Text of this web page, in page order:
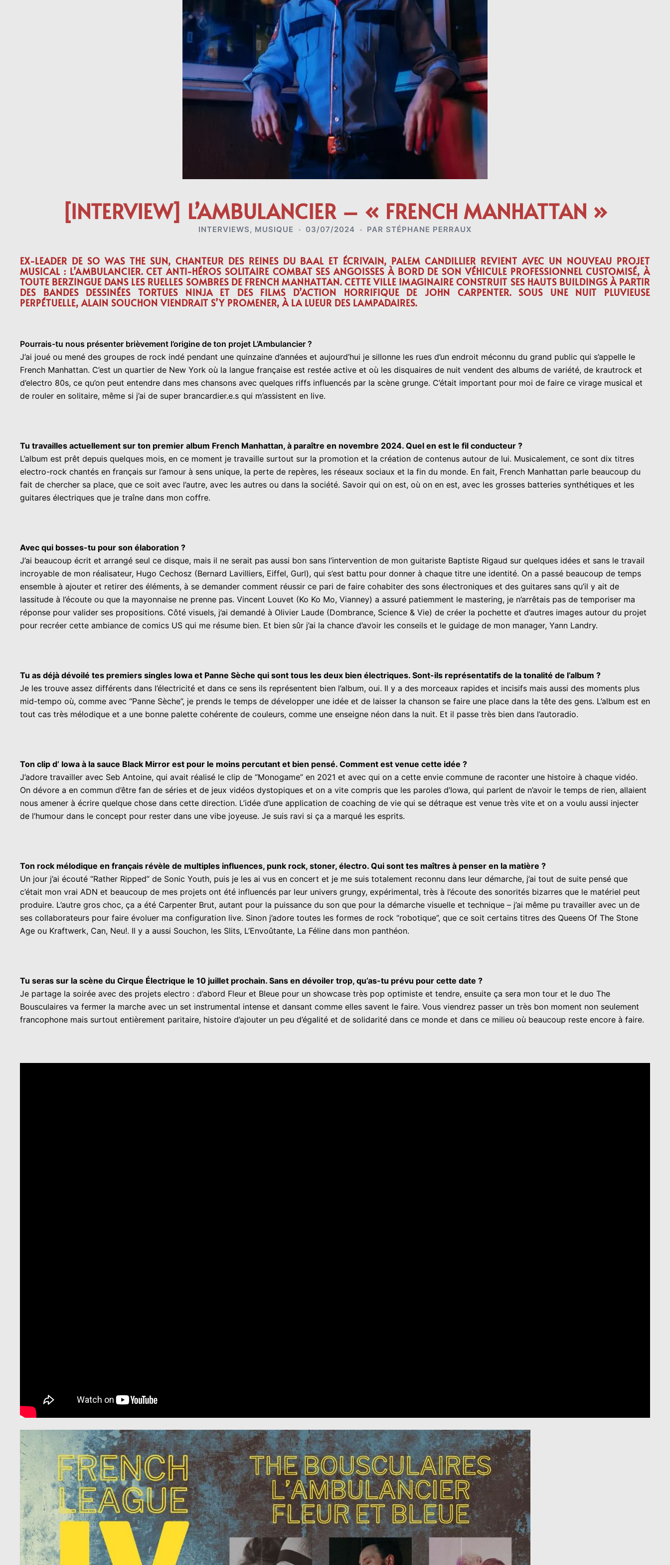
[INTERVIEW] L’AMBULANCIER – « FRENCH MANHATTAN »
INTERVIEWS, MUSIQUE 03/07/2024 PAR STÉPHANE PERRAUX
EX-LEADER DE SO WAS THE SUN, CHANTEUR DES REINES DU BAAL ET ÉCRIVAIN, PALEM CANDILLIER REVIENT AVEC UN NOUVEAU PROJET
MUSICAL : L’AMBULANCIER. CET ANTI-HÉROS SOLITAIRE COMBAT SES ANGOISSES À BORD DE SON VÉHICULE PROFESSIONNEL CUSTOMISÉ, À
TOUTE BERZINGUE DANS LES RUELLES SOMBRES DE FRENCH MANHATTAN. CETTE VILLE IMAGINAIRE CONSTRUIT SES HAUTS BUILDINGS À PARTIR
DES BANDES DESSINÉES TORTUES NINJA ET DES FILMS D’ACTION HORRIFIQUE DE JOHN CARPENTER. SOUS UNE NUIT PLUVIEUSE
PERPÉTUELLE, ALAIN SOUCHON VIENDRAIT S’Y PROMENER, À LA LUEUR DES LAMPADAIRES.
Pourrais-tu nous présenter brièvement l’origine de ton projet L’Ambulancier ?
J’ai joué ou mené des groupes de rock indé pendant une quinzaine d’années et aujourd’hui je sillonne les rues d’un endroit méconnu du grand public qui s’appelle le
French Manhattan. C’est un quartier de New York où la langue française est restée active et où les disquaires de nuit vendent des albums de variété, de krautrock et
d’electro 80s, ce qu’on peut entendre dans mes chansons avec quelques riffs influencés par la scène grunge. C’était important pour moi de faire ce virage musical et
de rouler en solitaire, même si j’ai de super brancardier.e.s qui m’assistent en live.
Tu travailles actuellement sur ton premier album French Manhattan, à paraître en novembre 2024. Quel en est le fil conducteur ?
L’album est prêt depuis quelques mois, en ce moment je travaille surtout sur la promotion et la création de contenus autour de lui. Musicalement, ce sont dix titres
electro-rock chantés en français sur l’amour à sens unique, la perte de repères, les réseaux sociaux et la fin du monde. En fait, French Manhattan parle beaucoup du
fait de chercher sa place, que ce soit avec l’autre, avec les autres ou dans la société. Savoir qui on est, où on en est, avec les grosses batteries synthétiques et les
guitares électriques que je traîne dans mon coffre.
Avec qui bosses-tu pour son élaboration ?
J’ai beaucoup écrit et arrangé seul ce disque, mais il ne serait pas aussi bon sans l’intervention de mon guitariste Baptiste Rigaud sur quelques idées et sans le travail
incroyable de mon réalisateur, Hugo Cechosz (Bernard Lavilliers, Eiffel, Gurl), qui s’est battu pour donner à chaque titre une identité. On a passé beaucoup de temps
ensemble à ajouter et retirer des éléments, à se demander comment réussir ce pari de faire cohabiter des sons électroniques et des guitares sans qu’il y ait de
lassitude à l’écoute ou que la mayonnaise ne prenne pas. Vincent Louvet (Ko Ko Mo, Vianney) a assuré patiemment le mastering, je n’arrêtais pas de temporiser ma
réponse pour valider ses propositions. Côté visuels, j’ai demandé à Olivier Laude (Dombrance, Science & Vie) de créer la pochette et d’autres images autour du projet
pour recréer cette ambiance de comics US qui me résume bien. Et bien sûr j’ai la chance d’avoir les conseils et le guidage de mon manager, Yann Landry.
Tu as déjà dévoilé tes premiers singles Iowa et Panne Sèche qui sont tous les deux bien électriques. Sont-ils représentatifs de la tonalité de l’album ?
Je les trouve assez différents dans l’électricité et dans ce sens ils représentent bien l’album, oui. Il y a des morceaux rapides et incisifs mais aussi des moments plus
mid-tempo où, comme avec “Panne Sèche”, je prends le temps de développer une idée et de laisser la chanson se faire une place dans la tête des gens. L’album est en
tout cas très mélodique et a une bonne palette cohérente de couleurs, comme une enseigne néon dans la nuit. Et il passe très bien dans l’autoradio.
Ton clip d’ Iowa à la sauce Black Mirror est pour le moins percutant et bien pensé. Comment est venue cette idée ?
J’adore travailler avec Seb Antoine, qui avait réalisé le clip de “Monogame” en 2021 et avec qui on a cette envie commune de raconter une histoire à chaque vidéo.
On dévore a en commun d’être fan de séries et de jeux vidéos dystopiques et on a vite compris que les paroles d’Iowa, qui parlent de n’avoir le temps de rien, allaient
nous amener à écrire quelque chose dans cette direction. L’idée d’une application de coaching de vie qui se détraque est venue très vite et on a voulu aussi injecter
de l’humour dans le concept pour rester dans une vibe joyeuse. Je suis ravi si ça a marqué les esprits.
Ton rock mélodique en français révèle de multiples influences, punk rock, stoner, électro. Qui sont tes maîtres à penser en la matière ?
Un jour j’ai écouté “Rather Ripped” de Sonic Youth, puis je les ai vus en concert et je me suis totalement reconnu dans leur démarche, j’ai tout de suite pensé que
c’était mon vrai ADN et beaucoup de mes projets ont été influencés par leur univers grungy, expérimental, très à l’écoute des sonorités bizarres que le matériel peut
produire. L’autre gros choc, ça a été Carpenter Brut, autant pour la puissance du son que pour la démarche visuelle et technique – j’ai même pu travailler avec un de
ses collaborateurs pour faire évoluer ma configuration live. Sinon j’adore toutes les formes de rock “robotique”, que ce soit certains titres des Queens Of The Stone
Age ou Kraftwerk, Can, Neu!. Il y a aussi Souchon, les Slits, L’Envoûtante, La Féline dans mon panthéon.
Tu seras sur la scène du Cirque Électrique le 10 juillet prochain. Sans en dévoiler trop, qu’as-tu prévu pour cette date ?
Je partage la soirée avec des projets electro : d’abord Fleur et Bleue pour un showcase très pop optimiste et tendre, ensuite ça sera mon tour et le duo The
Bousculaires va fermer la marche avec un set instrumental intense et dansant comme elles savent le faire. Vous viendrez passer un très bon moment non seulement
francophone mais surtout entièrement paritaire, histoire d’ajouter un peu d’égalité et de solidarité dans ce monde et dans ce milieu où beaucoup reste encore à faire.